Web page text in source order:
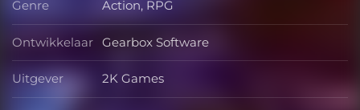
Genre Genre
Action, RPG
Ontwikkelaar Ontwikkelaar
Gearbox Software
Uitgever Uitgever
2K Games